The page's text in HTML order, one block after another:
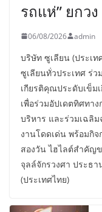
รถแห่” ยกวง
06/08/2026 admin
บริษัท ซูเลียน (ประเ
ซูเลียนทั่วประเทศ ร่
เกียรติคุณประดับเข็ม
เพื่อร่วมอัปเดตทิศทา
บริหาร และร่วมเฉลิ
งานโดดเด่น พร้อมกิ
สองวัน ไฮไลต์สำคัญ
จุลล์จักรวงศา ประธ
(ประเทศไทย)